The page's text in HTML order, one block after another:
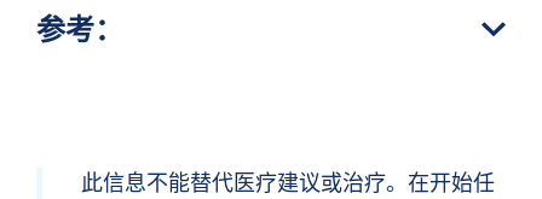
参考：
此信息不能替代医疗建议或治疗。在开始任